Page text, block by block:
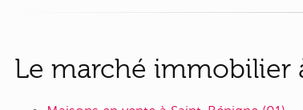
Le marché immobilier